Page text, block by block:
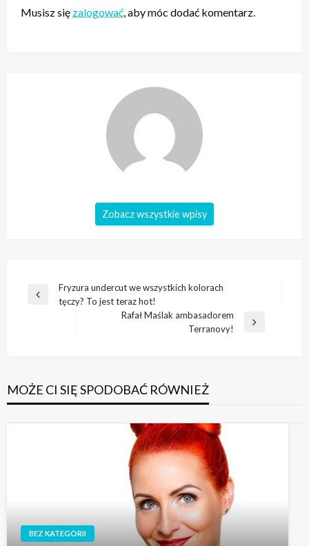
Musisz się zalogować, aby móc dodać komentarz.
Zobacz wszystkie wpisy
Nawigacja
wpisu
Poprzedni
Fryzura undercut we wszystkich kolorach
tęczy? To jest teraz hot!
Rafał Maślak ambasadorem
Terranovy!
MOŻE CI SIĘ SPODOBAĆ RÓWNIEŻ
BEZ KATEGORII